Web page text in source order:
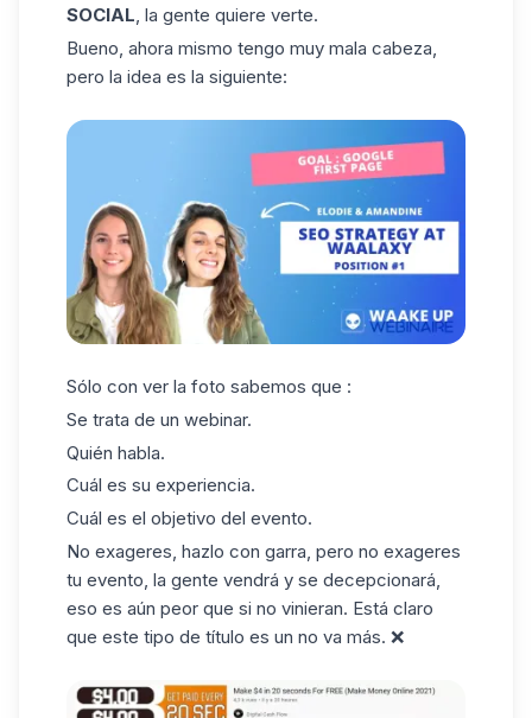
SOCIAL, la gente quiere verte.
Bueno, ahora mismo tengo muy mala cabeza,
pero la idea es la siguiente:
Sólo con ver la foto sabemos que :
Se trata de un webinar.
Quién habla.
Cuál es su experiencia.
Cuál es el objetivo del evento.
No exageres, hazlo con garra, pero no exageres
tu evento, la gente vendrá y se decepcionará,
eso es aún peor que si no vinieran. Está claro
que este tipo de título es un no va más. ❌